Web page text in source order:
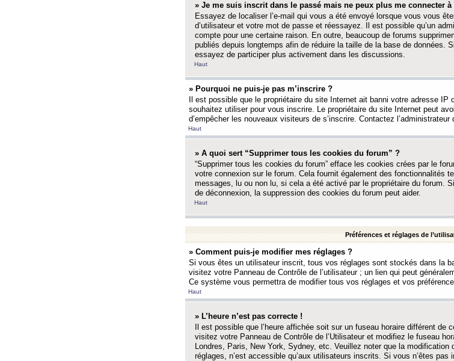
» Je me suis inscrit dans le passé mais ne peux plus me connecter à
Essayez de localiser l’e-mail qui vous a été envoyé lorsque vous vous
d’utilisateur et votre mot de passe et réessayez. Il est possible qu’un
compte pour une certaine raison. En outre, beaucoup de forums
publiés depuis longtemps afin de réduire la taille de la base de données.
essayez de participer plus activement dans les discussions.
Haut
» Pourquoi ne puis-je pas m’inscrire ?
Il est possible que le propriétaire du site Internet ait banni votre adresse IP
souhaitez utiliser pour vous inscrire. Le propriétaire du site Internet peut
d’empêcher les nouveaux visiteurs de s’inscrire. Contactez
Haut
» A quoi sert “Supprimer tous les cookies du forum” ?
“Supprimer tous les cookies du forum” efface les cookies crées par le
votre connexion sur le forum. Cela fournit également des fonctionnalités
messages, lu ou non lu, si cela a été activé par le propriétaire du forum.
de déconnexion, la suppression des cookies du forum peut aider.
Haut
Préférences et réglages de
» Comment puis-je modifier mes réglages ?
Si vous êtes un utilisateur inscrit, tous vos réglages sont stockés dans la
visitez votre Panneau de Contrôle de l’utilisateur ; un lien qui peut
Ce système vous permettra de modifier tous vos réglages et vos
Haut
» L’heure n’est pas correcte !
Il est possible que l’heure affichée soit sur un fuseau horaire différent de
visitez votre Panneau de Contrôle de l’Utilisateur et modifiez le fuseau
Londres, Paris, New York, Sydney, etc. Veuillez noter que la modification
réglages, n’est accessible qu’aux utilisateurs inscrits. Si vous n’êtes